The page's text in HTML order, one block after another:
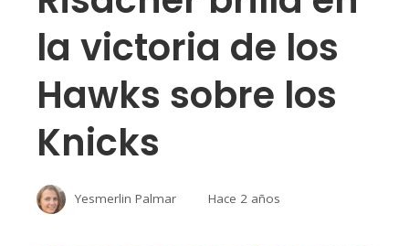
la victoria de los
Hawks sobre los
Knicks
Yesmerlin Palmar Hace 2 años